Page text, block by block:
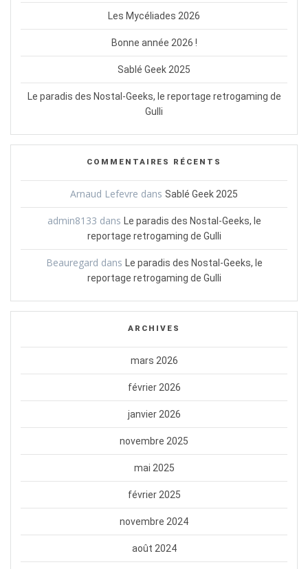
Les Mycéliades 2026
Bonne année 2026 !
Sablé Geek 2025
Le paradis des Nostal-Geeks, le reportage retrogaming de
Gulli
COMMENTAIRES RÉCENTS
Arnaud Lefevre dans Sablé Geek 2025
admin8133 dans Le paradis des Nostal-Geeks, le
reportage retrogaming de Gulli
Beauregard dans Le paradis des Nostal-Geeks, le
reportage retrogaming de Gulli
ARCHIVES
mars 2026
février 2026
janvier 2026
novembre 2025
mai 2025
février 2025
novembre 2024
août 2024